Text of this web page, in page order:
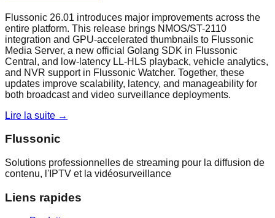
Flussonic 26.01 introduces major improvements across the
entire platform. This release brings NMOS/ST-2110
integration and GPU-accelerated thumbnails to Flussonic
Media Server, a new official Golang SDK in Flussonic
Central, and low-latency LL-HLS playback, vehicle analytics,
and NVR support in Flussonic Watcher. Together, these
updates improve scalability, latency, and manageability for
both broadcast and video surveillance deployments.
Lire la suite →
Flussonic
Solutions professionnelles de streaming pour la diffusion de
contenu, l'IPTV et la vidéosurveillance
Liens rapides